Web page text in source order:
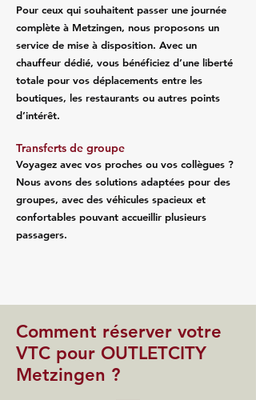
Pour ceux qui souhaitent passer une journée
complète à Metzingen, nous proposons un
service de mise à disposition. Avec un
chauffeur dédié, vous bénéficiez d’une liberté
totale pour vos déplacements entre les
boutiques, les restaurants ou autres points
d’intérêt.
Transferts de groupe
Voyagez avec vos proches ou vos collègues ?
Nous avons des solutions adaptées pour des
groupes, avec des véhicules spacieux et
confortables pouvant accueillir plusieurs
passagers.
Comment réserver votre
VTC pour OUTLETCITY
Metzingen ?